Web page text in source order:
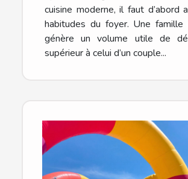
cuisine moderne, il faut d’abord
habitudes du foyer. Une famille
génère un volume utile de
supérieur à celui d’un couple...